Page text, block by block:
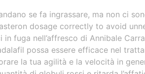
se fa ingrassare, ma non ci
dosage correctly to avoid
fuga nell’affresco di Annibale
possa essere efficace nel
la tua agilità e la velocità in